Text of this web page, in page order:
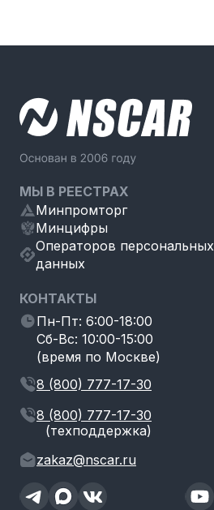
МЫ В РЕЕСТРАХ
Минпромторг
Минцифры
Операторов персональных
данных
КОНТАКТЫ
Пн-Пт: 6:00-18:00
Сб-Вс: 10:00-15:00
(время по Москве)
8 (800) 777-17-30
8 (800) 777-17-30
(техподдержка)
zakaz@nscar.ru